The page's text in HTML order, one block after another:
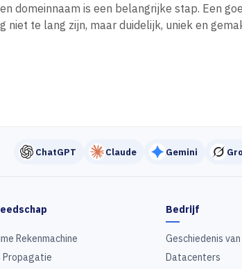
domeinnaam is een belangrijke stap. Een
niet te lang zijn, maar duidelijk, uniek en
ChatGPT Claude Gemini
Rekenmachine
Propagatie
Bedrijf
Geschiedenis
Datacenters